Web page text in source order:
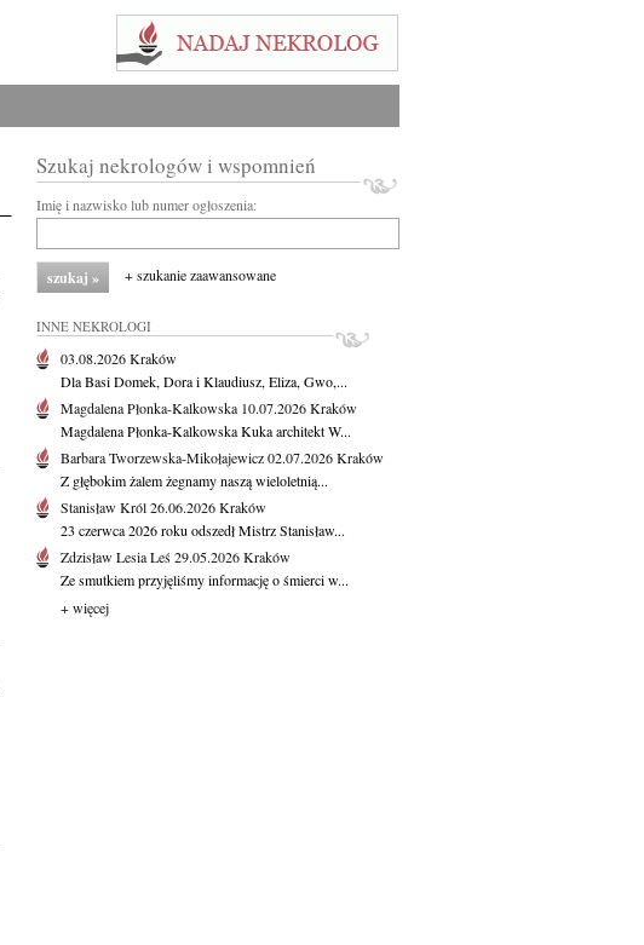
Szukaj nekrologów i wspomnień
Imię i nazwisko lub numer ogłoszenia:
+ szukanie zaawansowane
INNE NEKROLOGI
03.08.2026Kraków
Dla Basi Domek, Dora i Klaudiusz, Eliza, Gwo,...
Magdalena Płonka-Kalkowska 10.07.2026Kraków
Magdalena Płonka-Kalkowska Kuka architekt W...
Barbara Tworzewska-Mikołajewicz02.07.2026Kraków
Z głębokim żalem żegnamy naszą wieloletnią...
Stanisław Król26.06.2026Kraków
23 czerwca 2026 roku odszedł Mistrz Stanisław...
Zdzisław Lesia Leś29.05.2026Kraków
Ze smutkiem przyjęliśmy informację o śmierci w...
+ więcej